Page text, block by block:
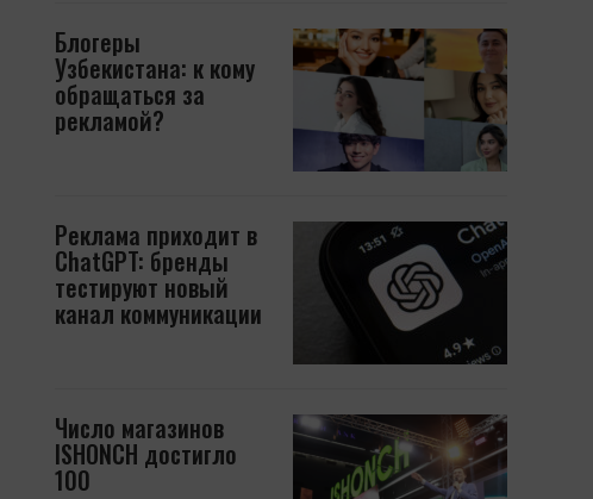
Блогеры
Узбекистана: к кому
обращаться за
рекламой?
Реклама приходит в
ChatGPT: бренды
тестируют новый
канал коммуникации
Число магазинов
ISHONCH достигло
100